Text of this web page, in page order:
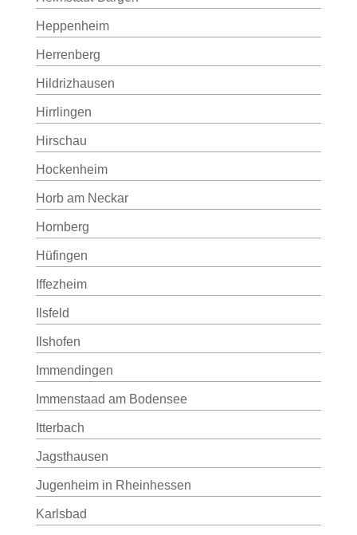
Heppenheim
Herrenberg
Hildrizhausen
Hirrlingen
Hirschau
Hockenheim
Horb am Neckar
Hornberg
Hüfingen
Iffezheim
Ilsfeld
Ilshofen
Immendingen
Immenstaad am Bodensee
Itterbach
Jagsthausen
Jugenheim in Rheinhessen
Karlsbad